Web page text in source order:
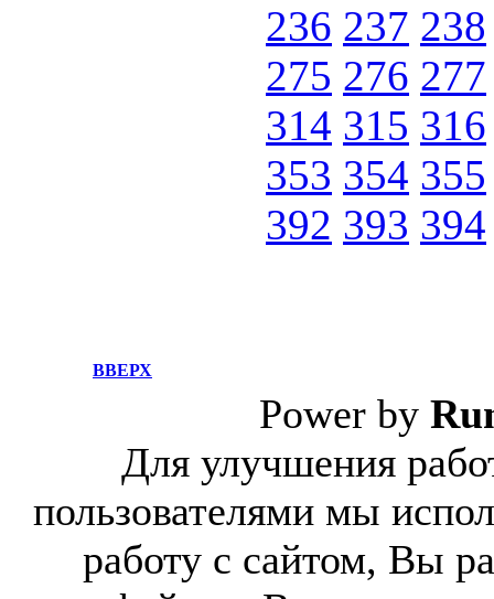
236 237 238
275 276 277
314 315 316
353 354 355
392 393 394
ВВЕРХ
Power by
Для улучшения
пользователями мы
работу с сайтом, Вы